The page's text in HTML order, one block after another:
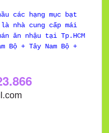
các hạng mục bạt
nhà cung cấp mái
ăn nhậu tại Tp.HCM
Bộ + Tây Nam Bộ +